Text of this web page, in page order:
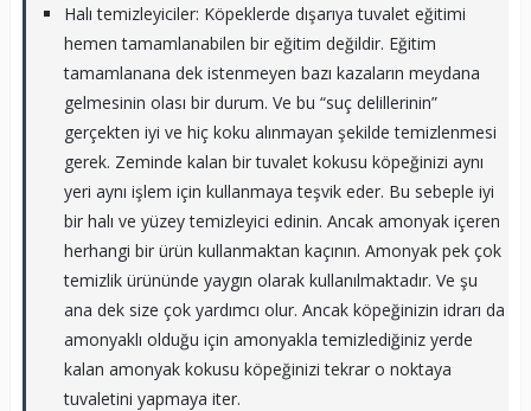
Halı temizleyiciler: Köpeklerde dışarıya tuvalet eğitimi
hemen tamamlanabilen bir eğitim değildir. Eğitim
tamamlanana dek istenmeyen bazı kazaların meydana
gelmesinin olası bir durum. Ve bu “suç delillerinin”
gerçekten iyi ve hiç koku alınmayan şekilde temizlenmesi
gerek. Zeminde kalan bir tuvalet kokusu köpeğinizi aynı
yeri aynı işlem için kullanmaya teşvik eder. Bu sebeple iyi
bir halı ve yüzey temizleyici edinin. Ancak amonyak içeren
herhangi bir ürün kullanmaktan kaçının. Amonyak pek çok
temizlik ürününde yaygın olarak kullanılmaktadır. Ve şu
ana dek size çok yardımcı olur. Ancak köpeğinizin idrarı da
amonyaklı olduğu için amonyakla temizlediğiniz yerde
kalan amonyak kokusu köpeğinizi tekrar o noktaya
tuvaletini yapmaya iter.